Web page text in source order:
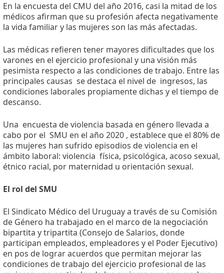
En la encuesta del CMU del año 2016, casi la mitad de los
médicos afirman que su profesión afecta negativamente
la vida familiar y las mujeres son las más afectadas.
Las médicas refieren tener mayores dificultades que los
varones en el ejercicio profesional y una visión más
pesimista respecto a las condiciones de trabajo. Entre las
principales causas se destaca el nivel de ingresos, las
condiciones laborales propiamente dichas y el tiempo de
descanso.
Una encuesta de violencia basada en género llevada a
cabo por el SMU en el año 2020 , establece que el 80% de
las mujeres han sufrido episodios de violencia en el
ámbito laboral: violencia física, psicológica, acoso sexual,
étnico racial, por maternidad u orientación sexual.
El rol del SMU
El Sindicato Médico del Uruguay a través de su Comisión
de Género ha trabajado en el marco de la negociación
bipartita y tripartita (Consejo de Salarios, donde
participan empleados, empleadores y el Poder Ejecutivo)
en pos de lograr acuerdos que permitan mejorar las
condiciones de trabajo del ejercicio profesional de las